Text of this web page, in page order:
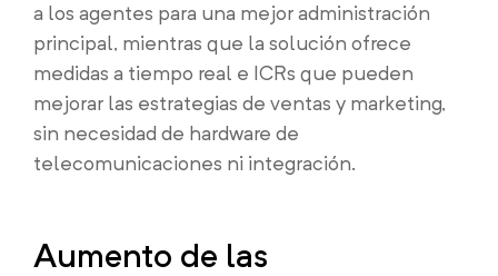
a los agentes para una mejor administración
principal, mientras que la solución ofrece
medidas a tiempo real e ICRs que pueden
mejorar las estrategias de ventas y marketing,
sin necesidad de hardware de
telecomunicaciones ni integración.
Aumento de las